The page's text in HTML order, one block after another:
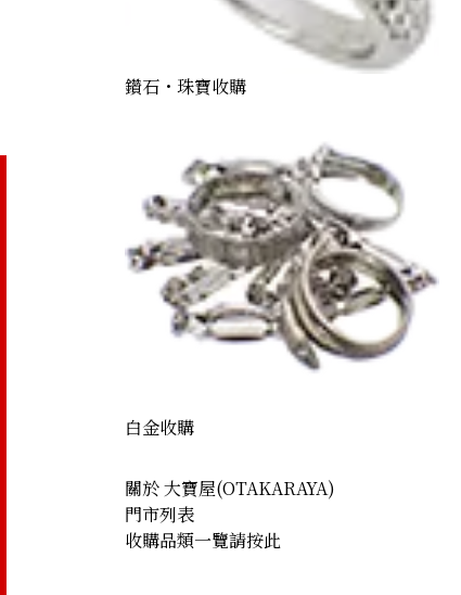
鑽石・珠寶收購
白金收購
關於 大寶屋(OTAKARAYA)
門市列表
收購品類一覽請按此